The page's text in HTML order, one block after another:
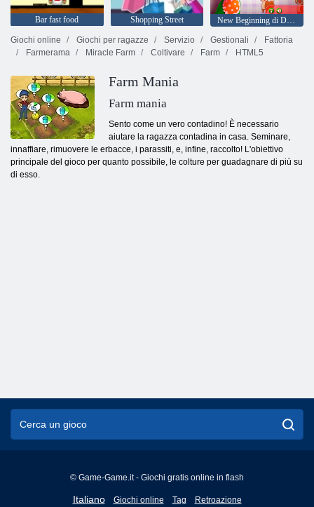
Bar fast food Shopping Street
New Beginning di Delicious Emily Christmas Edition
Giochi online
Giochi per ragazze Servizio Gestionali
Fattoria
Farmerama
Miracle Farm Coltivare Farm HTML5
Farm Mania
Farm mania
Sento come un vero contadino! È necessario
aiutare la ragazza contadina in casa. Seminare,
innaffiare, rimuovere le erbacce, i parassiti, e, infine, raccolto! L'obiettivo
principale del gioco per quanto possibile, le colture per guadagnare di più su
di esso.
© Game-Game.it - Giochi gratis online in flash
Italiano
English
Giochi online Tag Retroazione